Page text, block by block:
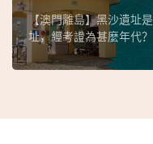
【澳門離島】黑沙遺址
址，經考證為甚麼年代？